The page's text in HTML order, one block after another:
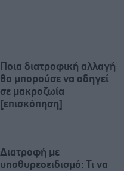
Ποια διατροφική αλλαγή
θα μπορούσε να οδηγεί
σε μακροζωία
[επισκόπηση]
Διατροφή με
υποθυρεοειδισμό: Τι να